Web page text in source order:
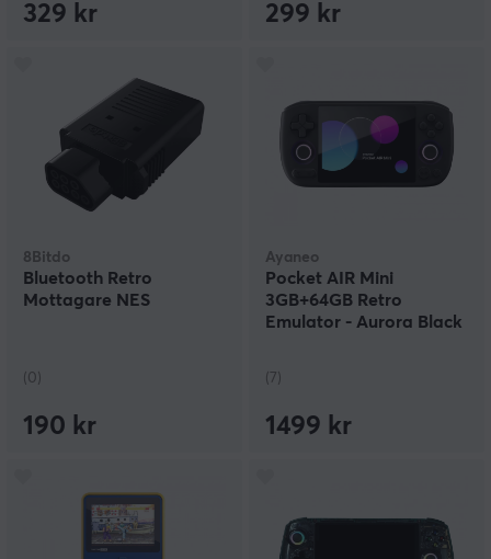
329 kr 299 kr
8Bitdo
Bluetooth Retro
Mottagare NES
(0)
190 kr
Ayaneo
Pocket AIR Mini
3GB+64GB Retro
Emulator - Aurora Black
(7)
1499 kr